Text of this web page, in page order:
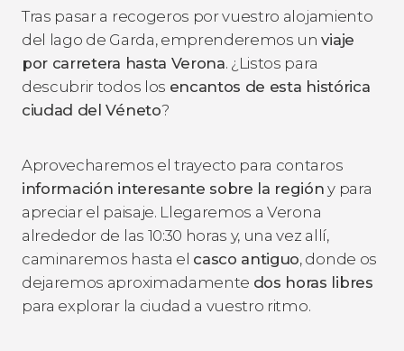
Tras pasar a recogeros por vuestro alojamiento
del lago de Garda, emprenderemos unviaje
por carretera hasta Verona. ¿Listos para
descubrir todos los encantos de esta histórica
ciudad del Véneto?
Aprovecharemos el trayecto para contaros
información interesante sobre la región y para
apreciar el paisaje. Llegaremos a Verona
alrededor de las 10:30 horas y, una vez allí,
caminaremos hasta el casco antiguo, donde os
dejaremos aproximadamente dos horas libres
para explorar la ciudad a vuestro ritmo.